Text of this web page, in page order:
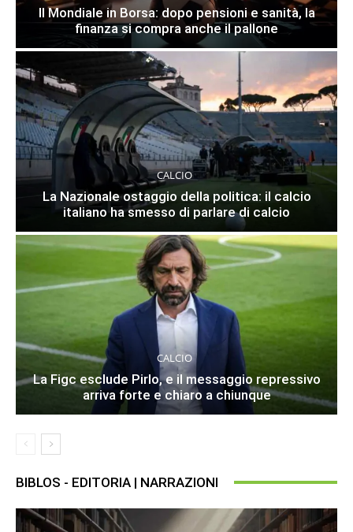
Il Mondiale in Borsa: dopo pensioni e sanità, la
finanza si compra anche il pallone
CALCIO
La Nazionale ostaggio della politica: il calcio
italiano ha smesso di parlare di calcio
CALCIO
La Figc esclude Pirlo, e il messaggio repressivo
arriva forte e chiaro a chiunque
BIBLOS - EDITORIA | NARRAZIONI